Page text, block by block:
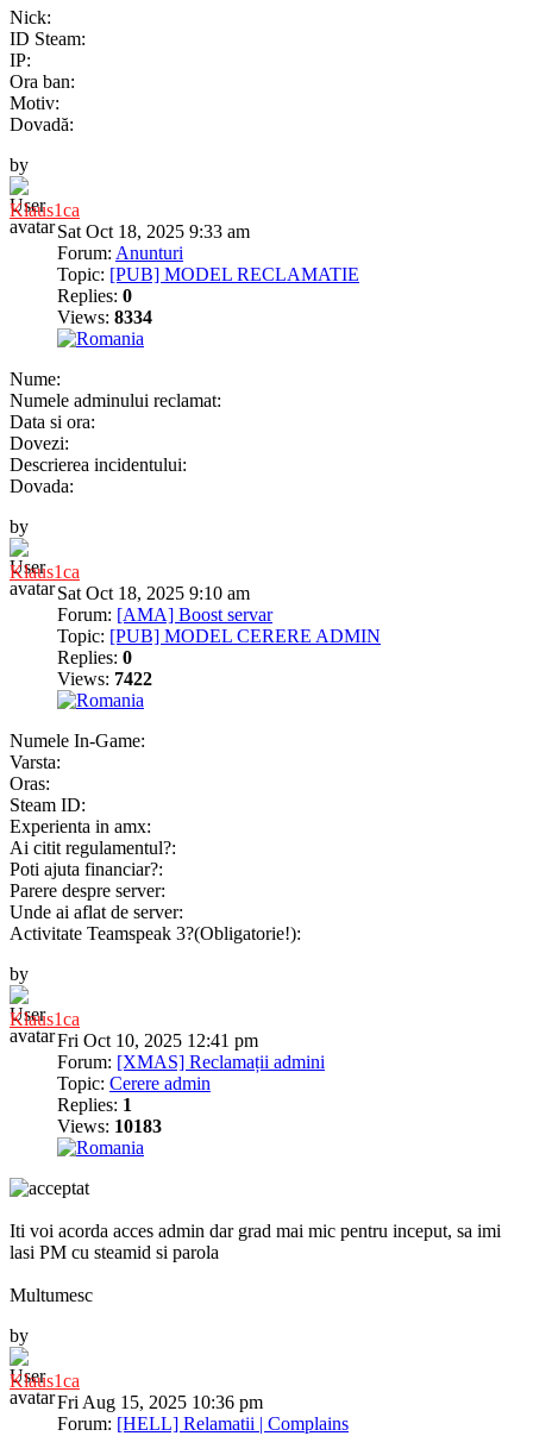
Nick:
ID Steam:
IP:
Ora ban:
Motiv:
Dovadă:
by
Klaus1ca
Sat Oct 18, 2025 9:33 am
Forum: Anunturi
Topic: [PUB] MODEL RECLAMATIE
Replies: 0
Views: 8334
Nume:
Numele adminului reclamat:
Data si ora:
Dovezi:
Descrierea incidentului:
Dovada:
by
Klaus1ca
Sat Oct 18, 2025 9:10 am
Forum: [AMA] Boost servar
Topic: [PUB] MODEL CERERE ADMIN
Replies: 0
Views: 7422
Numele In-Game:
Varsta:
Oras:
Steam ID:
Experienta in amx:
Ai citit regulamentul?:
Poti ajuta financiar?:
Parere despre server:
Unde ai aflat de server:
Activitate Teamspeak 3?(Obligatorie!):
by
Klaus1ca
Fri Oct 10, 2025 12:41 pm
Forum: [XMAS] Reclamații admini
Topic: Cerere admin
Replies: 1
Views: 10183
Iti voi acorda acces admin dar grad mai mic pentru inceput, sa imi
lasi PM cu steamid si parola
Multumesc
by
Klaus1ca
Fri Aug 15, 2025 10:36 pm
Forum: [HELL] Relamatii | Complains